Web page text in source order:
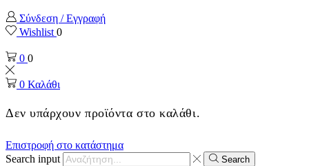
Σύνδεση / Εγγραφή
Wishlist 0
0 0
0 Καλάθι
Δεν υπάρχουν προϊόντα στο καλάθι.
Επιστροφή στο κατάστημα
Search input
Search